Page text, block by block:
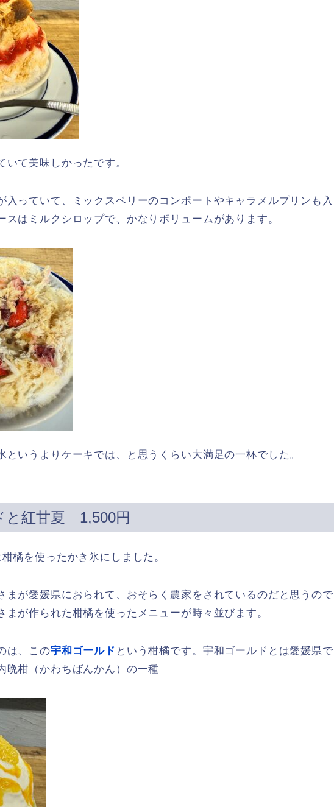
いて美味しかったです。
入っていて、ミックスベリーのコンポートやキャラメルプリンも入
スはミルクシロップで、かなりボリュームがあります。
というよりケーキでは、と思うくらい大満足の一杯でした。
と紅甘夏 1,500円
橘を使ったかき氷にしました。
まが愛媛県におられて、おそらく農家をされているのだと思うので
まが作られた柑橘を使ったメニューが時々並びます。
は、この宇和ゴールド という柑橘です。宇和ゴールドとは愛媛県で
晩柑（かわちばんかん）の一種